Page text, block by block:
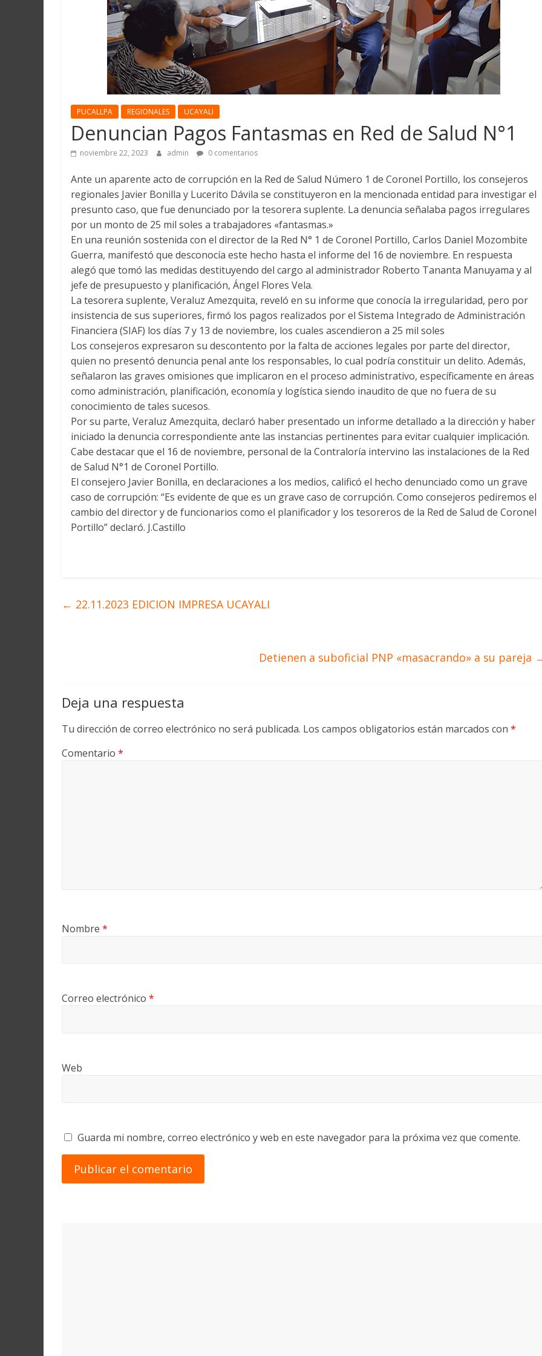
PUCALLPA REGIONALES UCAYALI
Denuncian Pagos Fantasmas en Red de Salud N°1
noviembre 22, 2023 admin 0 comentarios
Ante un aparente acto de corrupción en la Red de Salud Número 1 de Coronel Portillo, los consejeros
regionales Javier Bonilla y Lucerito Dávila se constituyeron en la mencionada entidad para investigar el
presunto caso, que fue denunciado por la tesorera suplente. La denuncia señalaba pagos irregulares
por un monto de 25 mil soles a trabajadores «fantasmas.»
En una reunión sostenida con el director de la Red N° 1 de Coronel Portillo, Carlos Daniel Mozombite
Guerra, manifestó que desconocía este hecho hasta el informe del 16 de noviembre. En respuesta
alegó que tomó las medidas destituyendo del cargo al administrador Roberto Tananta Manuyama y al
jefe de presupuesto y planificación, Ángel Flores Vela.
La tesorera suplente, Veraluz Amezquita, reveló en su informe que conocía la irregularidad, pero por
insistencia de sus superiores, firmó los pagos realizados por el Sistema Integrado de Administración
Financiera (SIAF) los días 7 y 13 de noviembre, los cuales ascendieron a 25 mil soles
Los consejeros expresaron su descontento por la falta de acciones legales por parte del director,
quien no presentó denuncia penal ante los responsables, lo cual podría constituir un delito. Además,
señalaron las graves omisiones que implicaron en el proceso administrativo, específicamente en áreas
como administración, planificación, economía y logística siendo inaudito de que no fuera de su
conocimiento de tales sucesos.
Por su parte, Veraluz Amezquita, declaró haber presentado un informe detallado a la dirección y haber
iniciado la denuncia correspondiente ante las instancias pertinentes para evitar cualquier implicación.
Cabe destacar que el 16 de noviembre, personal de la Contraloría intervino las instalaciones de la Red
de Salud N°1 de Coronel Portillo.
El consejero Javier Bonilla, en declaraciones a los medios, calificó el hecho denunciado como un grave
caso de corrupción: “Es evidente de que es un grave caso de corrupción. Como consejeros pediremos el
cambio del director y de funcionarios como el planificador y los tesoreros de la Red de Salud de Coronel
Portillo” declaró. J.Castillo
← 22.11.2023 EDICION IMPRESA UCAYALI
Detienen a suboficial PNP «masacrando» a su pareja
Deja una respuesta
Tu dirección de correo electrónico no será publicada. Los campos obligatorios están marcados con *
Comentario *
Nombre *
Correo electrónico *
Web
Guarda mi nombre, correo electrónico y web en este navegador para la próxima vez que comente.